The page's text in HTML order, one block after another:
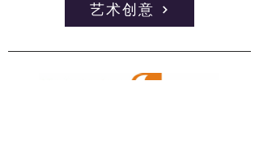
艺术创意